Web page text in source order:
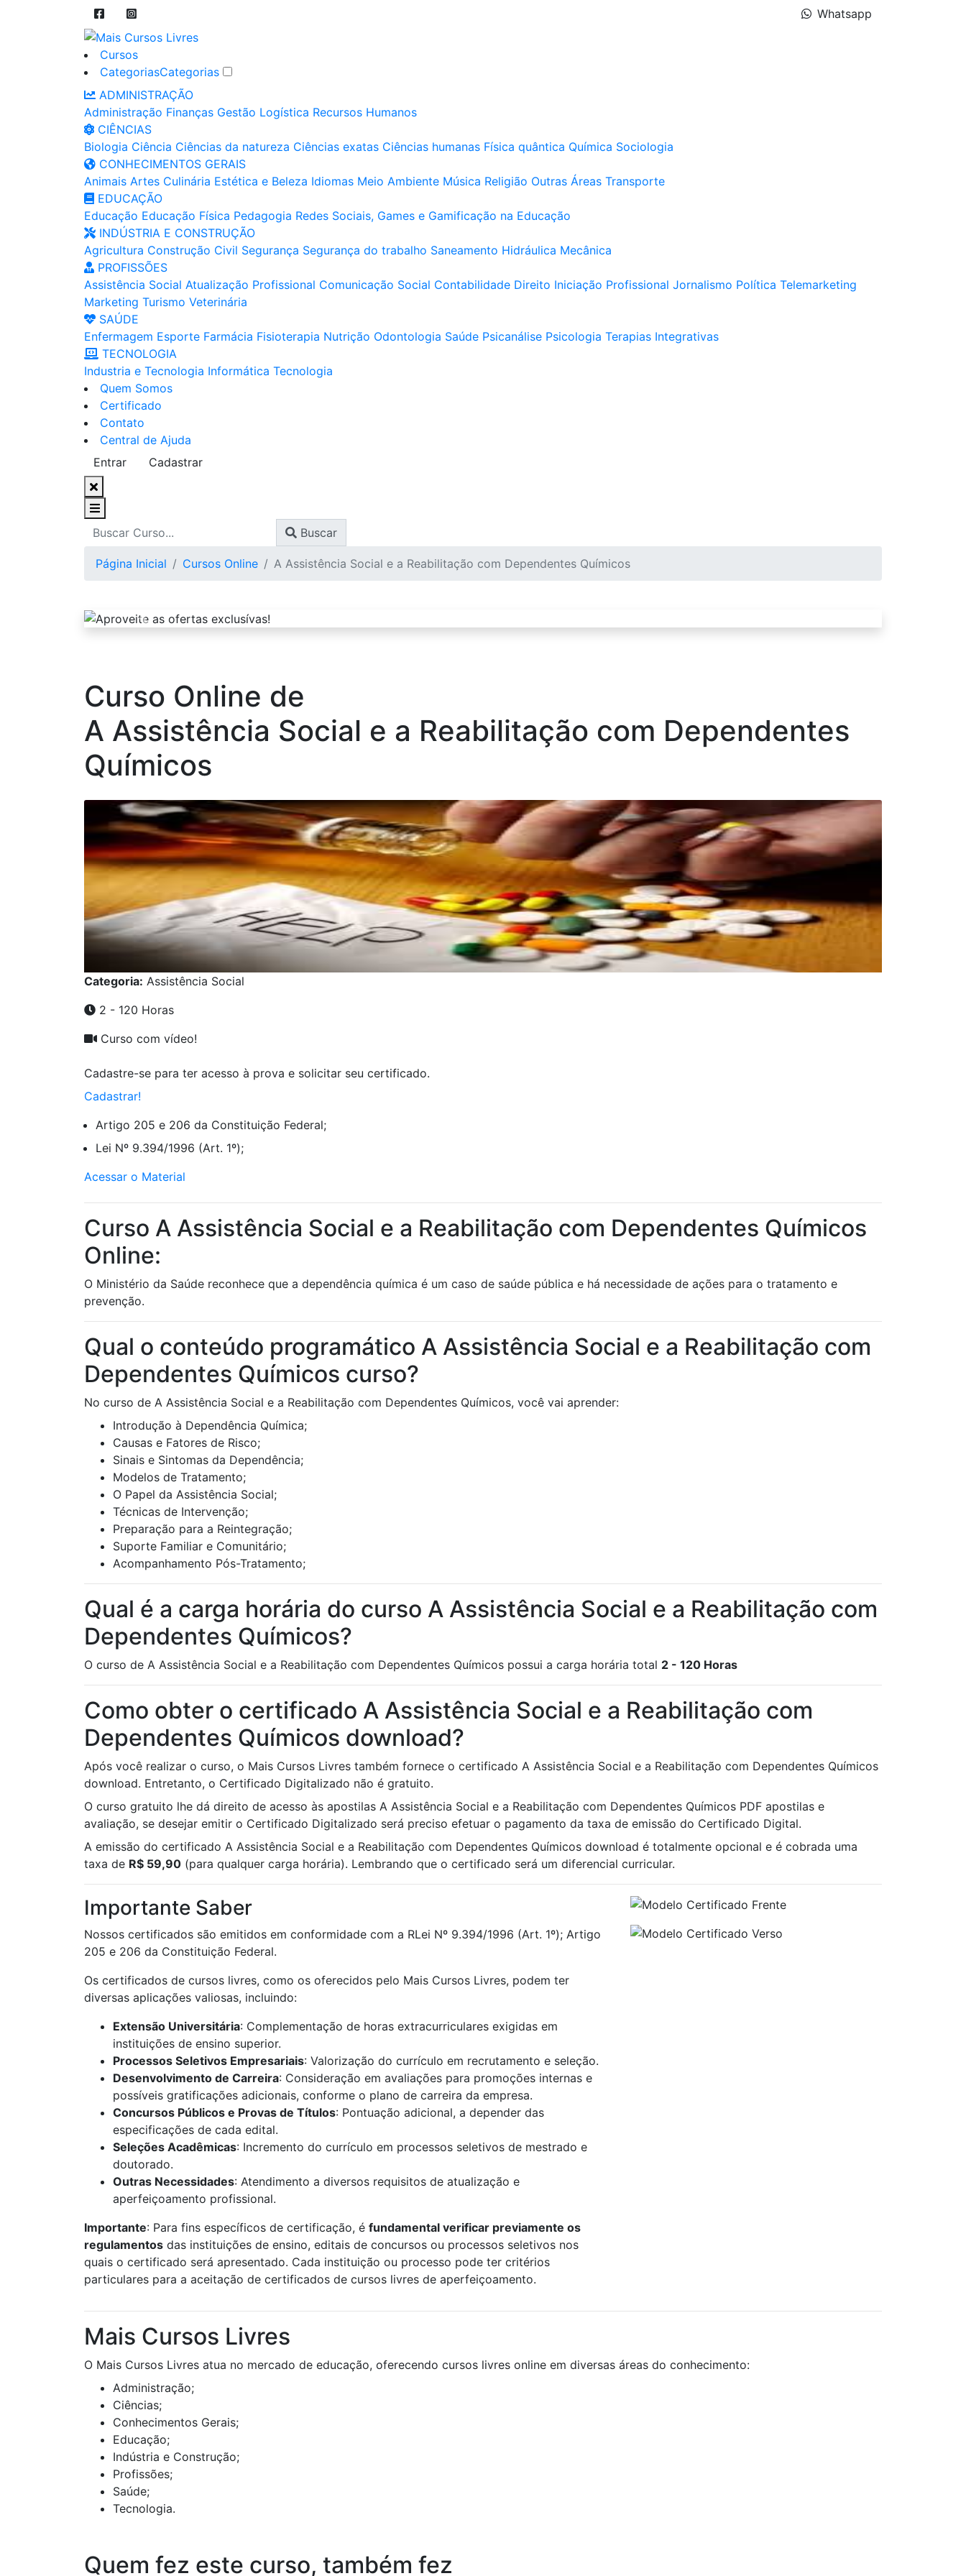
Whatsapp
Cursos
CategoriasCategorias
ADMINISTRAÇÃO
Administração Finanças Gestão Logística Recursos Humanos
CIÊNCIAS
Biologia Ciência Ciências da natureza Ciências exatas Ciências humanas Física quântica Química Sociologia
CONHECIMENTOS GERAIS
Animais Artes Culinária Estética e Beleza Idiomas Meio Ambiente Música Religião Outras Áreas Transporte
EDUCAÇÃO
Educação Educação Física Pedagogia Redes Sociais, Games e Gamificação na Educação
INDÚSTRIA E CONSTRUÇÃO
Agricultura Construção Civil Segurança Segurança do trabalho Saneamento Hidráulica Mecânica
PROFISSÕES
Assistência Social Atualização Profissional Comunicação Social Contabilidade Direito Iniciação Profissional Jornalismo Política Telemarketing
Marketing Turismo Veterinária
SAÚDE
Enfermagem Esporte Farmácia Fisioterapia Nutrição Odontologia Saúde Psicanálise Psicologia Terapias Integrativas
TECNOLOGIA
Industria e Tecnologia Informática Tecnologia
Quem Somos
Certificado
Contato
Central de Ajuda
Entrar
Cadastrar
Buscar
Página Inicial Cursos Online A Assistência Social e a Reabilitação com Dependentes Químicos
Curso Online de
A Assistência Social e a Reabilitação com Dependentes
Químicos
Categoria: Assistência Social
2 - 120 Horas
Curso com vídeo!
Cadastre-se para ter acesso à prova e solicitar seu certificado.
Cadastrar!
Artigo 205 e 206 da Constituição Federal;
Lei Nº 9.394/1996 (Art. 1º);
Acessar o Material
Curso A Assistência Social e a Reabilitação com Dependentes Químicos
Online:
O Ministério da Saúde reconhece que a dependência química é um caso de saúde pública e há necessidade de ações para o tratamento e
prevenção.
Qual o conteúdo programático A Assistência Social e a Reabilitação com
Dependentes Químicos curso?
No curso de A Assistência Social e a Reabilitação com Dependentes Químicos, você vai aprender:
Introdução à Dependência Química;
Causas e Fatores de Risco;
Sinais e Sintomas da Dependência;
Modelos de Tratamento;
O Papel da Assistência Social;
Técnicas de Intervenção;
Preparação para a Reintegração;
Suporte Familiar e Comunitário;
Acompanhamento Pós-Tratamento;
Qual é a carga horária do curso A Assistência Social e a Reabilitação com
Dependentes Químicos?
O curso de A Assistência Social e a Reabilitação com Dependentes Químicos possui a carga horária total 2 - 120 Horas
Como obter o certificado A Assistência Social e a Reabilitação com
Dependentes Químicos download?
Após você realizar o curso, o Mais Cursos Livres também fornece o certificado A Assistência Social e a Reabilitação com Dependentes Químicos
download. Entretanto, o Certificado Digitalizado não é gratuito.
O curso gratuito lhe dá direito de acesso às apostilas A Assistência Social e a Reabilitação com Dependentes Químicos PDF apostilas e
avaliação, se desejar emitir o Certificado Digitalizado será preciso efetuar o pagamento da taxa de emissão do Certificado Digital.
A emissão do certificado A Assistência Social e a Reabilitação com Dependentes Químicos download é totalmente opcional e é cobrada uma
taxa de R$ 59,90 (para qualquer carga horária). Lembrando que o certificado será um diferencial curricular.
Importante Saber
Nossos certificados são emitidos em conformidade com a RLei Nº 9.394/1996 (Art. 1º); Artigo
205 e 206 da Constituição Federal.
Os certificados de cursos livres, como os oferecidos pelo Mais Cursos Livres, podem ter
diversas aplicações valiosas, incluindo:
Extensão Universitária: Complementação de horas extracurriculares exigidas em
instituições de ensino superior.
Processos Seletivos Empresariais: Valorização do currículo em recrutamento e seleção.
Desenvolvimento de Carreira: Consideração em avaliações para promoções internas e
possíveis gratificações adicionais, conforme o plano de carreira da empresa.
Concursos Públicos e Provas de Títulos: Pontuação adicional, a depender das
especificações de cada edital.
Seleções Acadêmicas: Incremento do currículo em processos seletivos de mestrado e
doutorado.
Outras Necessidades: Atendimento a diversos requisitos de atualização e
aperfeiçoamento profissional.
Importante: Para fins específicos de certificação, é fundamental verificar previamente os
regulamentos das instituições de ensino, editais de concursos ou processos seletivos nos
quais o certificado será apresentado. Cada instituição ou processo pode ter critérios
particulares para a aceitação de certificados de cursos livres de aperfeiçoamento.
Mais Cursos Livres
O Mais Cursos Livres atua no mercado de educação, oferecendo cursos livres online em diversas áreas do conhecimento:
Administração;
Ciências;
Conhecimentos Gerais;
Educação;
Indústria e Construção;
Profissões;
Saúde;
Tecnologia.
Quem fez este curso, também fez